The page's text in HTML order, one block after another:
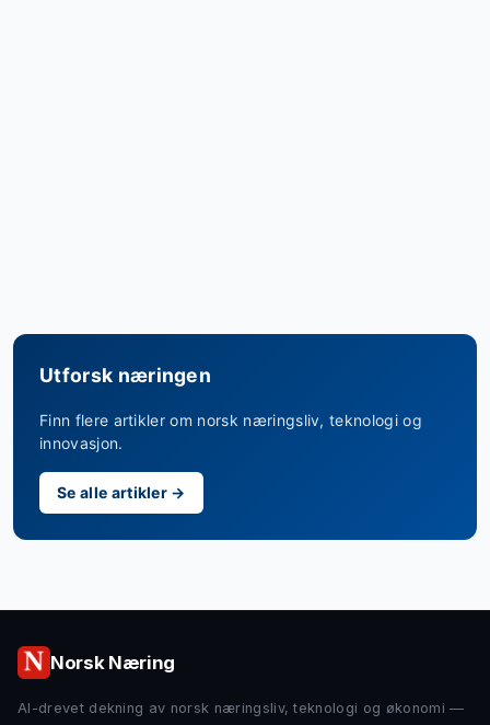
Utforsk næringen
Finn flere artikler om norsk næringsliv, teknologi og
innovasjon.
Se alle artikler →
Norsk Næring
AI-drevet dekning av norsk næringsliv, teknologi og økonomi —